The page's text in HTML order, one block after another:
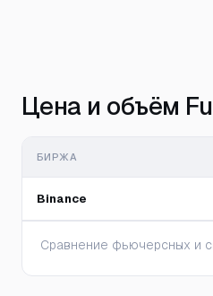
Цена и объём
БИРЖА
Binance
Сравнение фьючерсных и